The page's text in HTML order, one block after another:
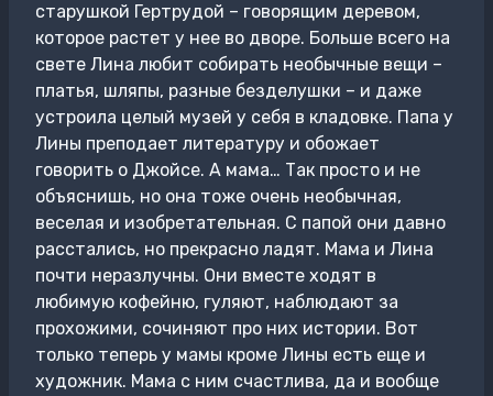
старушкой Гертрудой – говорящим деревом,
которое растет у нее во дворе. Больше всего на
свете Лина любит собирать необычные вещи –
платья, шляпы, разные безделушки – и даже
устроила целый музей у себя в кладовке. Папа у
Лины преподает литературу и обожает
говорить о Джойсе. А мама… Так просто и не
объяснишь, но она тоже очень необычная,
веселая и изобретательная. С папой они давно
расстались, но прекрасно ладят. Мама и Лина
почти неразлучны. Они вместе ходят в
любимую кофейню, гуляют, наблюдают за
прохожими, сочиняют про них истории. Вот
только теперь у мамы кроме Лины есть еще и
художник. Мама с ним счастлива, да и вообще